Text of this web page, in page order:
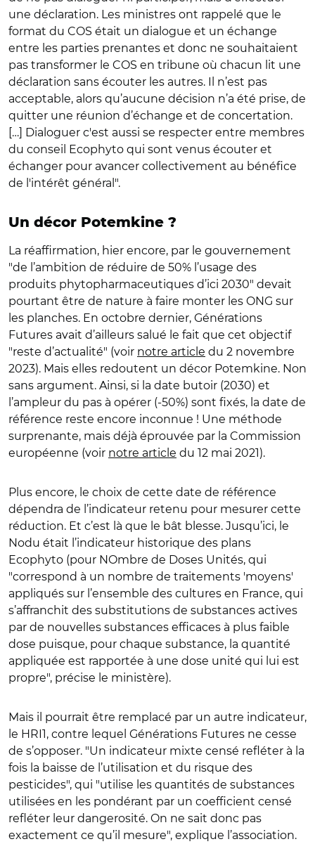
une déclaration. Les ministres ont rappelé que le
format du COS était un dialogue et un échange
entre les parties prenantes et donc ne souhaitaient
pas transformer le COS en tribune où chacun lit une
déclaration sans écouter les autres. Il n’est pas
acceptable, alors qu’aucune décision n’a été prise, de
quitter une réunion d’échange et de concertation.
[…] Dialoguer c'est aussi se respecter entre membres
du conseil Ecophyto qui sont venus écouter et
échanger pour avancer collectivement au bénéfice
de l'intérêt général".
Un décor Potemkine ?
La réaffirmation, hier encore, par le gouvernement
"de l’ambition de réduire de 50% l’usage des
produits phytopharmaceutiques d’ici 2030" devait
pourtant être de nature à faire monter les ONG sur
les planches. En octobre dernier, Générations
Futures avait d’ailleurs salué le fait que cet objectif
"reste d’actualité" (voir notre article du 2 novembre
2023). Mais elles redoutent un décor Potemkine. Non
sans argument. Ainsi, si la date butoir (2030) et
l’ampleur du pas à opérer (-50%) sont fixés, la date de
référence reste encore inconnue ! Une méthode
surprenante, mais déjà éprouvée par la Commission
européenne (voir notre article du 12 mai 2021).
Plus encore, le choix de cette date de référence
dépendra de l’indicateur retenu pour mesurer cette
réduction. Et c’est là que le bât blesse. Jusqu’ici, le
Nodu était l’indicateur historique des plans
Ecophyto (pour NOmbre de Doses Unités, qui
"correspond à un nombre de traitements 'moyens'
appliqués sur l’ensemble des cultures en France, qui
s’affranchit des substitutions de substances actives
par de nouvelles substances efficaces à plus faible
dose puisque, pour chaque substance, la quantité
appliquée est rapportée à une dose unité qui lui est
propre", précise le ministère).
Mais il pourrait être remplacé par un autre indicateur,
le HRI1, contre lequel Générations Futures ne cesse
de s’opposer. "Un indicateur mixte censé refléter à la
fois la baisse de l’utilisation et du risque des
pesticides", qui "utilise les quantités de substances
utilisées en les pondérant par un coefficient censé
refléter leur dangerosité. On ne sait donc pas
exactement ce qu’il mesure", explique l’association.